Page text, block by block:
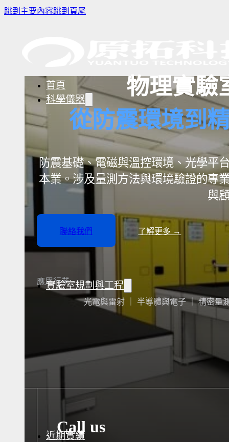
跳到主要內容跳到頁尾
首頁
科學儀器
樣品濃縮/乾燥前處理設備
微量分注吸管pipette
實驗室攪拌器 | 振盪機
實驗室過濾設備
實驗室冰箱 / 冷凍櫃
培養箱
高低溫循環裝置
水氣捕捉器 | 浸入式冷卻器
生物安全櫃
高壓滅菌鍋
實驗室紫外
實驗室規劃與工程
實驗室建置服務 實驗室周邊工程
近期實績
物理實驗
從防震環境到
防震基礎、電磁與溫控環境、光學
本業。涉及量測方法與環境驗證的專
與
聯絡我們 了解更多 →
應用行業
光電與雷射 ｜ 半導體與電子 ｜ 精密量
Call us